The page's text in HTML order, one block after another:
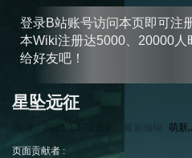
登录B站账号访问本页即可注
本Wiki注册达5000、20000
给好友吧！
星坠远征
2025-10-02 萌新
跳
跳
页面贡献者 :